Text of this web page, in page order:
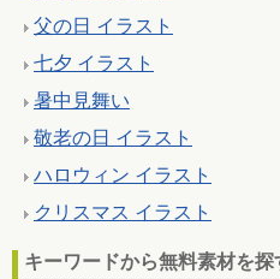
父の日 イラスト
七夕 イラスト
暑中見舞い
敬老の日 イラスト
ハロウィン イラスト
クリスマス イラスト
キーワードから無料素材を探